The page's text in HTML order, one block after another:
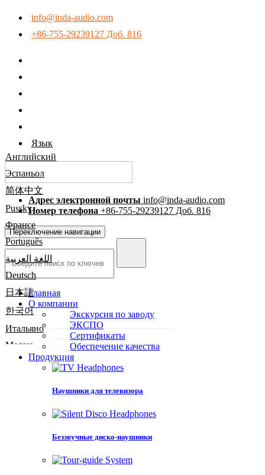
info@inda-audio.com
+86-755-29239127 Доб. 816
Язык
Английский
Эспаньол
简体中文
Pussky
Франсе
Português
اللغة العربية
Deutsch
日本語
한국어
Итальяно
Мелаю
ภาษาไทย
Тьенг Вьет
Адрес электронной почты info@inda-audio.com
Номер телефона +86-755-29239127 Доб. 816
Переключение навигации
Главная
О компании
Экскурсия по заводу
ЭКСПО
Сертификаты
Обеспечение качества
Продукция
Наушники для телевизора
Беззвучные диско-наушники